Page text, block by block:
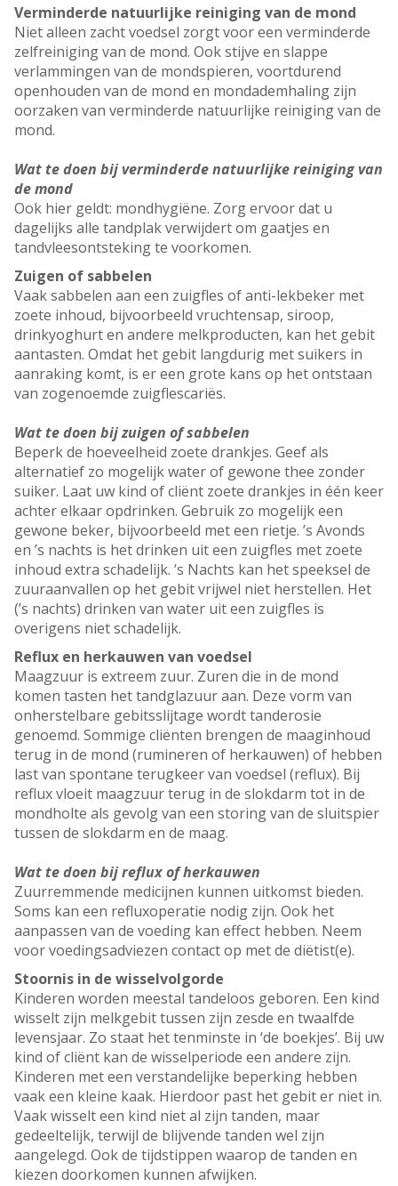
Verminderde natuurlijke reiniging van de mond
Niet alleen zacht voedsel zorgt voor een verminderde
zelfreiniging van de mond. Ook stijve en slappe
verlammingen van de mondspieren, voortdurend
openhouden van de mond en mondademhaling zijn
oorzaken van verminderde natuurlijke reiniging van de
mond.
Wat te doen bij verminderde natuurlijke reiniging van
de mond
Ook hier geldt: mondhygiëne. Zorg ervoor dat u
dagelijks alle tandplak verwijdert om gaatjes en
tandvleesontsteking te voorkomen.
Zuigen of sabbelen
Vaak sabbelen aan een zuigfles of anti-lekbeker met
zoete inhoud, bijvoorbeeld vruchtensap, siroop,
drinkyoghurt en andere melkproducten, kan het gebit
aantasten. Omdat het gebit langdurig met suikers in
aanraking komt, is er een grote kans op het ontstaan
van zogenoemde zuigflescariës.
Wat te doen bij zuigen of sabbelen
Beperk de hoeveelheid zoete drankjes. Geef als
alternatief zo mogelijk water of gewone thee zonder
suiker. Laat uw kind of cliënt zoete drankjes in één keer
achter elkaar opdrinken. Gebruik zo mogelijk een
gewone beker, bijvoorbeeld met een rietje. ’s Avonds
en ’s nachts is het drinken uit een zuigfles met zoete
inhoud extra schadelijk. ’s Nachts kan het speeksel de
zuuraanvallen op het gebit vrijwel niet herstellen. Het
(’s nachts) drinken van water uit een zuigfles is
overigens niet schadelijk.
Reflux en herkauwen van voedsel
Maagzuur is extreem zuur. Zuren die in de mond
komen tasten het tandglazuur aan. Deze vorm van
onherstelbare gebitsslijtage wordt tanderosie
genoemd. Sommige cliënten brengen de maaginhoud
terug in de mond (rumineren of herkauwen) of hebben
last van spontane terugkeer van voedsel (reflux). Bij
reflux vloeit maagzuur terug in de slokdarm tot in de
mondholte als gevolg van een storing van de sluitspier
tussen de slokdarm en de maag.
Wat te doen bij reflux of herkauwen
Zuurremmende medicijnen kunnen uitkomst bieden.
Soms kan een refluxoperatie nodig zijn. Ook het
aanpassen van de voeding kan effect hebben. Neem
voor voedingsadviezen contact op met de diëtist(e).
Stoornis in de wisselvolgorde
Kinderen worden meestal tandeloos geboren. Een kind
wisselt zijn melkgebit tussen zijn zesde en twaalfde
levensjaar. Zo staat het tenminste in ‘de boekjes’. Bij uw
kind of cliënt kan de wisselperiode een andere zijn.
Kinderen met een verstandelijke beperking hebben
vaak een kleine kaak. Hierdoor past het gebit er niet in.
Vaak wisselt een kind niet al zijn tanden, maar
gedeeltelijk, terwijl de blijvende tanden wel zijn
aangelegd. Ook de tijdstippen waarop de tanden en
kiezen doorkomen kunnen afwijken.